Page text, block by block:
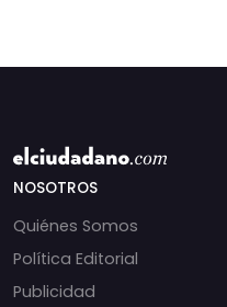
NOSOTROS
Quiénes Somos
Política Editorial
Publicidad